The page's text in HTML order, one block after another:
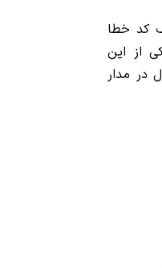
کد خطا
از این
اختلال در مدار